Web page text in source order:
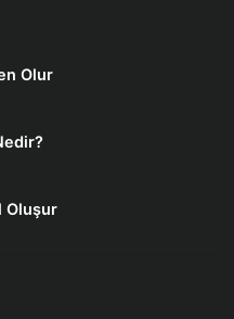
Olur
Oluşur